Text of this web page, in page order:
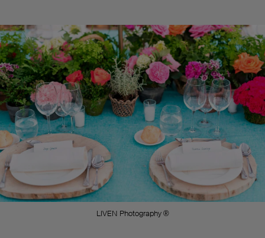
LIVEN Photography ®